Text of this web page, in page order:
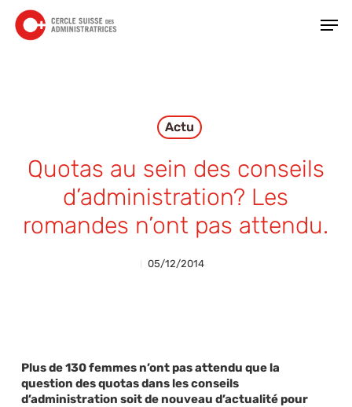
main
Actu
Quotas au sein des conseils
d’administration? Les
romandes n’ont pas attendu.
05/12/2014
Plus de 130 femmes n’ont pas attendu que la
question des quotas dans les conseils
d’administration soit de nouveau d’actualité pour